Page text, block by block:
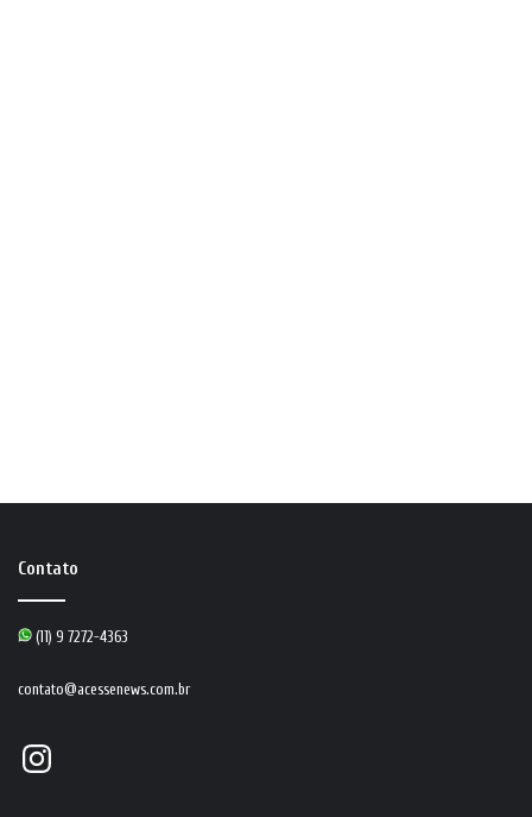
Contato
(11) 9 7272-4363
contato@acessenews.com.br
Instagram